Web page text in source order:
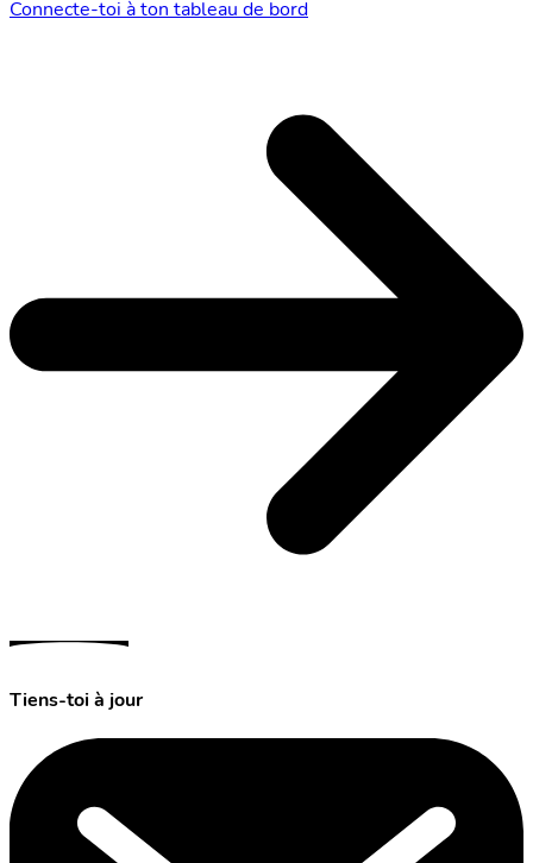
Connecte-toi à ton tableau de bord
Tiens-toi à jour